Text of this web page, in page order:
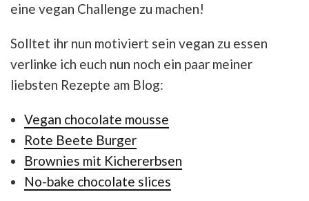
eine vegan Challenge zu machen!
Solltet ihr nun motiviert sein vegan zu essen
verlinke ich euch nun noch ein paar meiner
liebsten Rezepte am Blog:
Vegan chocolate mousse
Rote Beete Burger
Brownies mit Kichererbsen
No-bake chocolate slices